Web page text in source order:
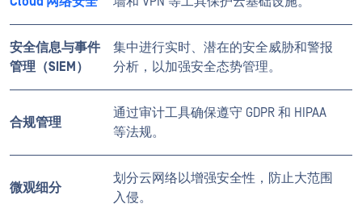
安全信息与事件
管理（SIEM）
集中进行实时、潜在的安全威胁和警报
分析，以加强安全态势管理。
合规管理
通过审计工具确保遵守 GDPR 和 HIPAA
等法规。
微观细分
划分云网络以增强安全性，防止大范围
入侵。